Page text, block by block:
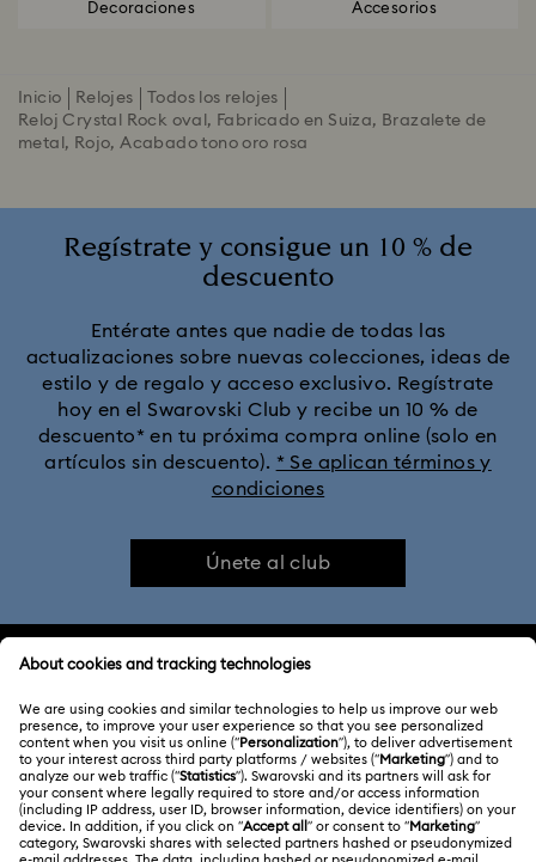
Decoraciones Accesorios
Inicio Relojes
Todos los relojes
Reloj Crystal Rock oval, Fabricado en Suiza, Brazalete de
metal, Rojo, Acabado tono oro rosa
Regístrate y consigue un 10 % de
descuento
Entérate antes que nadie de todas las
actualizaciones sobre nuevas colecciones, ideas de
estilo y de regalo y acceso exclusivo. Regístrate
hoy en el Swarovski Club y recibe un 10 % de
descuento* en tu próxima compra online (solo en
artículos sin descuento). * Se aplican términos y
condiciones
Únete al club
ATENCIÓN AL CLIENTE
Información general del servicio al cliente
Saldo de la tarjeta regalo
Estado de la reparación
ACERCA DE NOSOTROS
Acerca de Swarovski